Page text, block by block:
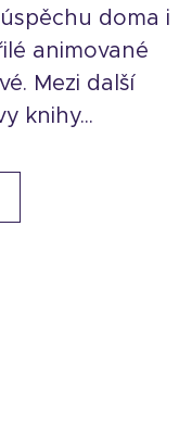
doma i
animované
Mezi další
knihy...